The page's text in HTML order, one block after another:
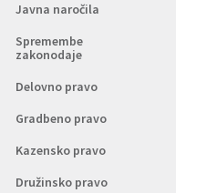
Javna naročila
Spremembe
zakonodaje
Delovno pravo
Gradbeno pravo
Kazensko pravo
Družinsko pravo